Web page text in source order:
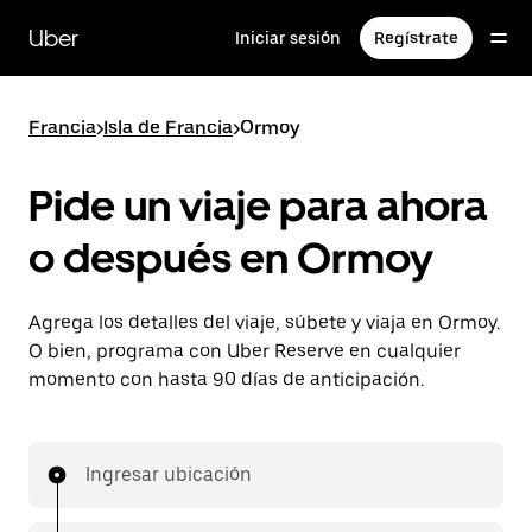
contenido
principal
Uber Iniciar sesión Regístrate
Francia>Isla de Francia>Ormoy
Pide un viaje para ahora
o después en Ormoy
Agrega los detalles del viaje, súbete y viaja en Ormoy.
O bien, programa con Uber Reserve en cualquier
momento con hasta 90 días de anticipación.
Ingresar ubicación